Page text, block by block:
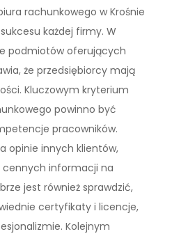
rachunkowego w Krośnie
każdej firmy. W
podmiotów oferujących
że przedsiębiorcy mają
Kluczowym kryterium
powinno być
pracowników.
opinie innych klientów,
informacji na
jest również sprawdzić,
certyfikaty i licencje,
Kolejnym